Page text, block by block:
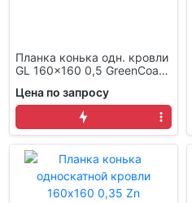
Планка конька одн. кровли
GL 160x160 0,5 GreenCoat
темно-серый (7024 серый
графит)
Цена по запросу